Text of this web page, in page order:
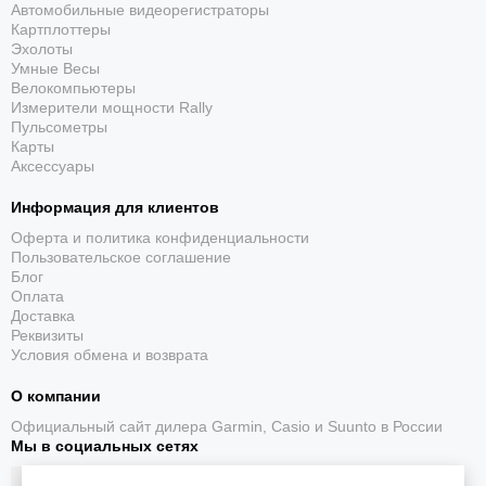
Отдельные модели включают в себя встроенные диктофон и
микрофон, что позволяет не только отвечать на входящие
звонки, но и осуществлять голосовое управление.
четкую информацию при любом освещении.
Мощный литий-ионный аккумулятор обеспечивает
автономную работу до двух недель без необходимости
подзарядки.
Высокий класс водонепроницаемости гаджета рассчитан на
Большой объем встроенного хранилища памяти сохраняет
все данные о спортивных достижениях и тренировках.
Модель полностью адаптирована к мобильному
пользовательскому устройству для моментального
получения уведомлений о входящих сообщениях, звонках и
напоминаниях.
Контроль местоположения пользователя производится с
Автомобильные видеорегистраторы
Картплоттеры
Эхолоты
Умные Весы
Велокомпьютеры
Измерители мощности Rally
Пульсометры
Карты
Аксессуары
Информация для клиентов
Оферта и политика конфиденциальности
Пользовательское соглашение
Блог
Оплата
Доставка
Реквизиты
Условия обмена и возврата
О компании
Официальный сайт дилера Garmin, Casio и Suunto в России
Мы в социальных сетях